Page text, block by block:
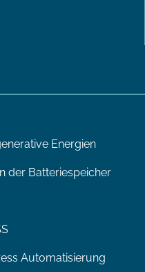
Energien
der Batteriespeicher
Automatisierung